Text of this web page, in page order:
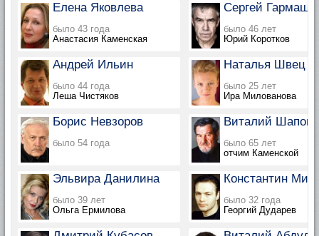
Елена Яковлева
было 43 года
Анастасия Каменская
Сергей Гармаш
было 46 лет
Юрий Коротков
Андрей Ильин
было 44 года
Леша Чистяков
Наталья Швец
было 25 лет
Ира Милованова
Борис Невзоров
было 54 года
Виталий
было 65 лет
отчим Каменской
Эльвира Данилина
было 39 лет
Ольга Ермилова
Константин
было 32 года
Георгий Дударев